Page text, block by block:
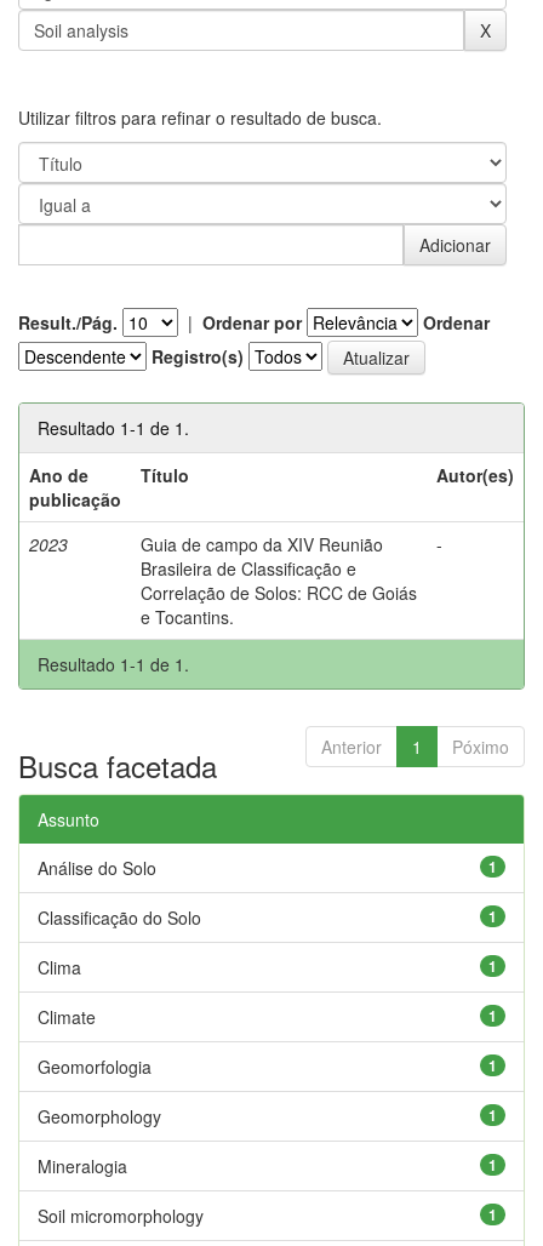
Utilizar filtros para refinar o resultado de busca.
Result./Pág. | Ordenar por
Ordenar
Registro(s)
Resultado 1-1 de 1.
Ano de
publicação
Título Autor(es)
2023
Guia de campo da XIV Reunião
Brasileira de Classificação e
Correlação de Solos: RCC de Goiás
e Tocantins.
-
Resultado 1-1 de 1.
Anterior 1 Póximo
Busca facetada
Assunto
1
Análise do Solo
1
Classificação do Solo
1
Clima
1
Climate
1
Geomorfologia
1
Geomorphology
1
Mineralogia
1
Soil micromorphology